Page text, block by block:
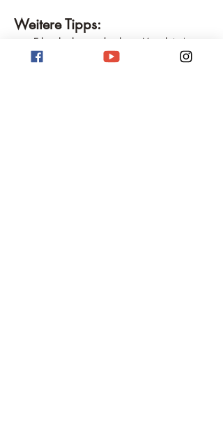
Weitere Tipps:
Erkunde die verschiedenen Viertel: Jedes
Viertel hat seinen eigenen Charakter.